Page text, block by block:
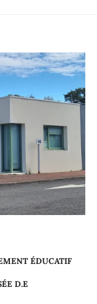
ÉDUCATIF
D.E